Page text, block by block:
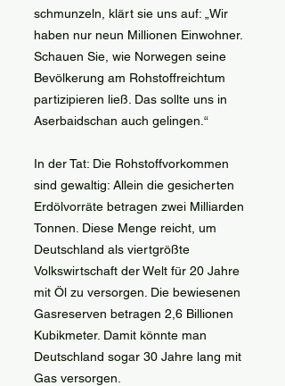
schmunzeln, klärt sie uns auf: „Wir
haben nur neun Millionen Einwohner.
Schauen Sie, wie Norwegen seine
Bevölkerung am Rohstoffreichtum
partizipieren ließ. Das sollte uns in
Aserbaidschan auch gelingen.“
In der Tat: Die Rohstoffvorkommen
sind gewaltig: Allein die gesicherten
Erdölvorräte betragen zwei Milliarden
Tonnen. Diese Menge reicht, um
Deutschland als viertgrößte
Volkswirtschaft der Welt für 20 Jahre
mit Öl zu versorgen. Die bewiesenen
Gasreserven betragen 2,6 Billionen
Kubikmeter. Damit könnte man
Deutschland sogar 30 Jahre lang mit
Gas versorgen.